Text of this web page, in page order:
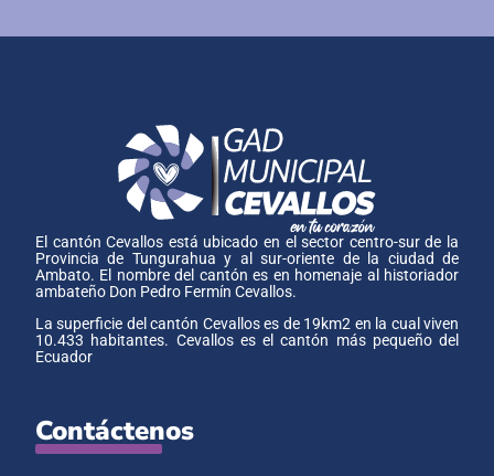
El cantón Cevallos está ubicado en el sector centro-sur de la
Provincia de Tungurahua y al sur-oriente de la ciudad de
Ambato. El nombre del cantón es en homenaje al historiador
ambateño Don Pedro Fermín Cevallos.
La superficie del cantón Cevallos es de 19km2 en la cual viven
10.433 habitantes. Cevallos es el cantón más pequeño del
Ecuador
Contáctenos